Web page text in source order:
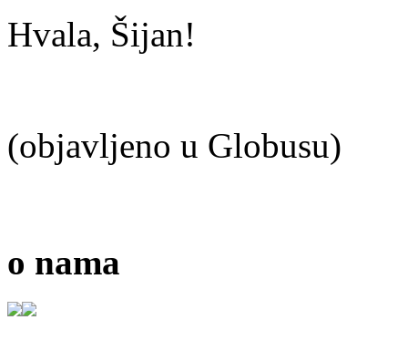
Hvala, Šijan!
(objavljeno u Globusu)
o nama